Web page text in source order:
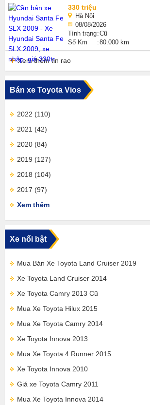
330 triệu
Hà Nội
08/08/2026
Tình trạng Cũ
Số Km
80.000 km
Xem thêm tin rao
Bán xe Toyota Vios
2022 (110)
2021 (42)
2020 (84)
2019 (127)
2018 (104)
2017 (97)
Xem thêm
Xe nổi bật
Mua Bán Xe Toyota Land Cruiser 2019
Xe Toyota Land Cruiser 2014
Xe Toyota Camry 2013 Cũ
Mua Xe Toyota Hilux 2015
Mua Xe Toyota Camry 2014
Xe Toyota Innova 2013
Mua Xe Toyota 4 Runner 2015
Xe Toyota Innova 2010
Giá xe Toyota Camry 2011
Mua Xe Toyota Innova 2014